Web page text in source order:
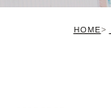
HOME